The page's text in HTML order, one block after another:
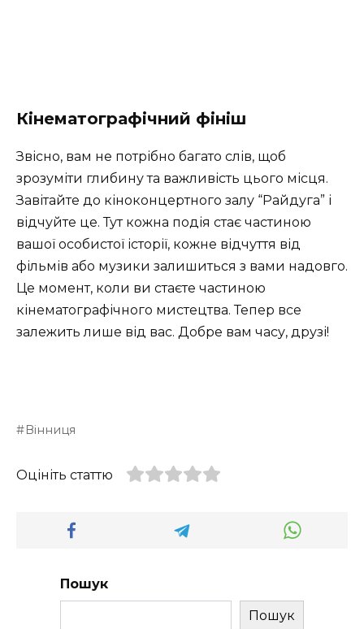
Кінематографічний фініш
Звісно, вам не потрібно багато слів, щоб
зрозуміти глибину та важливість цього місця.
Завітайте до кіноконцертного залу “Райдуга” і
відчуйте це. Тут кожна подія стає частиною
вашої особистої історії, кожне відчуття від
фільмів або музики залишиться з вами надовго.
Це момент, коли ви стаєте частиною
кінематографічного мистецтва. Тепер все
залежить лише від вас. Добре вам часу, друзі!
Вінниця
Оцініть статтю
Пошук
Пошук